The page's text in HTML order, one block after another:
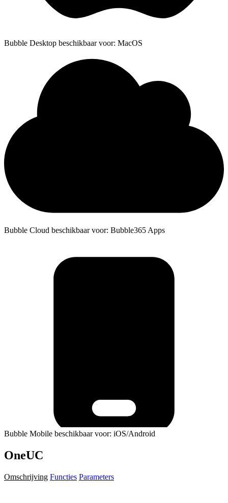
Bubble Desktop beschikbaar voor: MacOS
Bubble Cloud beschikbaar voor: Bubble365 Apps
Bubble Mobile beschikbaar voor: iOS/Android
OneUC
Omschrijving Functies Parameters